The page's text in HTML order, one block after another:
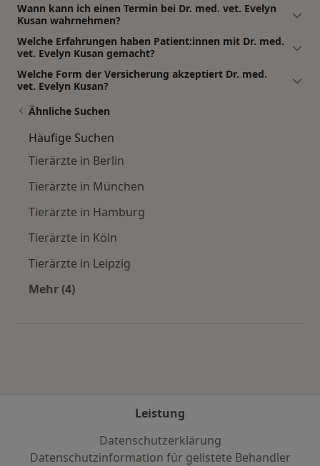
Wann kann ich einen Termin bei Dr. med. vet. Evelyn
Kusan wahrnehmen?
Welche Erfahrungen haben Patient:innen mit Dr. med.
vet. Evelyn Kusan gemacht?
Welche Form der Versicherung akzeptiert Dr. med.
vet. Evelyn Kusan?
Ähnliche Suchen
Häufige Suchen
Tierärzte in Berlin
Tierärzte in München
Tierärzte in Hamburg
Tierärzte in Köln
Tierärzte in Leipzig
Mehr (4)
Leistung
Datenschutzerklärung
Datenschutzinformation für gelistete Behandler